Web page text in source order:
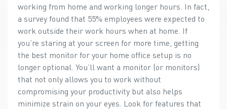
working from home and working longer hours. In fact,
a survey found that 55% employees were expected to
work outside their work hours when at home. If
you’re staring at your screen for more time, getting
the best monitor for your home office setup is no
longer optional. You’ll want a monitor (or monitors)
that not only allows you to work without
compromising your productivity but also helps
minimize strain on your eyes. Look for features that